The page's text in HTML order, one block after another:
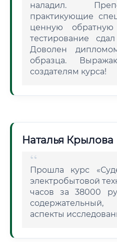
наладил.
практикующие
ценную обратную
тестирование
Доволен
образца.
создателям курса!
Наталья Крылова
Прошла курс
электробытовой
часов за 38000
аспекты